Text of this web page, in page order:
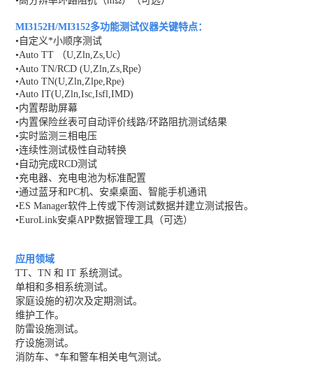
MI3152H/MI3152多功能测试仪器关键特点：
•自定义*小顺序测试
•Auto TT （U,Zln,Zs,Uc）
•Auto TN/RCD (U,Zln,Zs,Rpe）
•Auto TN(U,Zln,Zlpe,Rpe)
•Auto IT(U,Zln,Isc,Isfl,IMD)
•内置帮助屏幕
•内置保险丝表可自动评价线路/环路阻抗测试结果
•实时监测三相电压
•连续性测试极性自动转换
•自动完成RCD测试
•充电器、充电电池为标准配置
•通过蓝牙和PC机、安桌桌面、智能手机通讯
•ES Manager软件上传或下传测试数据并建立测试报告。
•EuroLink安桌APP数据管理工具（可选）
应用领域
TT、TN 和 IT 系统测试。
单相和多相系统测试。
家庭设施的初次及定期测试。
维护工作。
防雷设施测试。
疗设施测试。
消防车、*车和警车相关电气测试。